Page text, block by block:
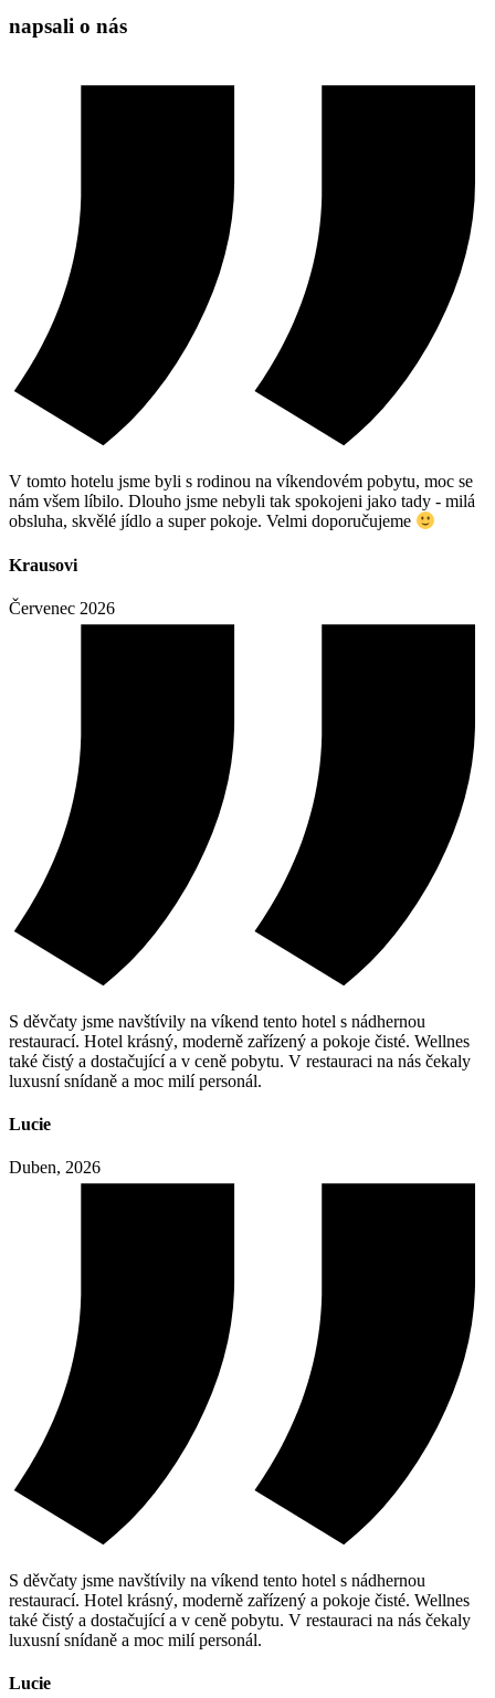
napsali o nás
V tomto hotelu jsme byli s rodinou na víkendovém pobytu, moc se
nám všem líbilo. Dlouho jsme nebyli tak spokojeni jako tady - milá
obsluha, skvělé jídlo a super pokoje. Velmi doporučujeme
Krausovi
Červenec 2026
S děvčaty jsme navštívily na víkend tento hotel s nádhernou
restaurací. Hotel krásný, moderně zařízený a pokoje čisté. Wellnes
také čistý a dostačující a v ceně pobytu. V restauraci na nás čekaly
luxusní snídaně a moc milí personál.
Lucie
Duben, 2026
S děvčaty jsme navštívily na víkend tento hotel s nádhernou
restaurací. Hotel krásný, moderně zařízený a pokoje čisté. Wellnes
také čistý a dostačující a v ceně pobytu. V restauraci na nás čekaly
luxusní snídaně a moc milí personál.
Lucie